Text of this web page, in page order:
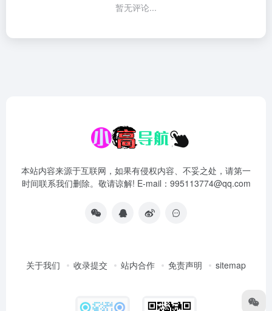
暂无评论...
本站内容来源于互联网，如果有侵权内容、不妥之处，请第一
时间联系我们删除。敬请谅解! E-mail：995113774@qq.com
关于我们 收录提交 站内合作 免责声明 sitemap